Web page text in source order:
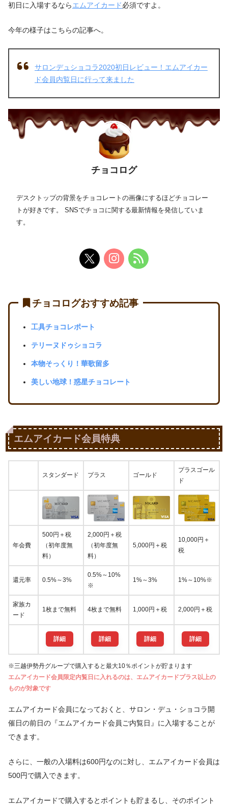
初日に入場するならエムアイカード必須ですよ。
今年の様子はこちらの記事へ。
サロンデュショコラ2020初日レビュー！エムアイカー
ド会員内覧日に行って来ました
チョコログ
デスクトップの背景をチョコレートの画像にするほどチョコレー
トが好きです。 SNSでチョコに関する最新情報を発信していま
す。
チョコログおすすめ記事
工具チョコレポート
テリーヌドゥショコラ
本物そっくり！華歌留多
美しい地球！惑星チョコレート
エムアイカード会員特典
スタンダード プラス ゴールド
プラスゴール
ド
年会費
500円＋税
（初年度無
料）
2,000円＋税
（初年度無
料）
5,000円＋税
10,000円＋
税
還元率 0.5%～3%
0.5%～10%
※
1%～3% 1%～10%※
家族カ
ード
1枚まで無料 4枚まで無料 1,000円＋税 2,000円＋税
詳細 詳細 詳細 詳細
※三越伊勢丹グループで購入すると最大10％ポイントが貯まります
エムアイカード会員限定内覧日に入れるのは、エムアイカードプラス以上の
ものが対象です
エムアイカード会員になっておくと、サロン・デュ・ショコラ開
催日の前日の『エムアイカード会員ご内覧日』に入場することが
できます。
さらに、一般の入場料は600円なのに対し、エムアイカード会員は
500円で購入できます。
エムアイカードで購入するとポイントも貯まるし、そのポイント